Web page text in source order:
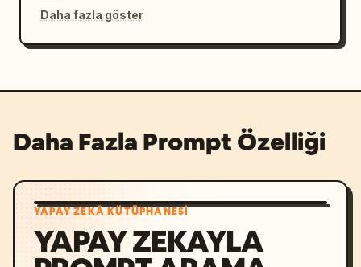
Daha fazla göster
Daha Fazla Prompt Özelliği
YAPAY ZEKÂ KÜTÜPHANESI
YAPAY ZEKAYLA